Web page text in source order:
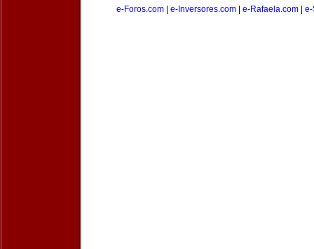
e-Foros.com
e-Inversores.com e-Rafaela.com e-